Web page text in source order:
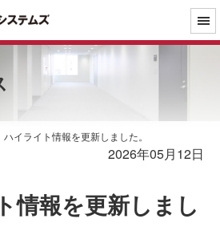
ハイライト情報を更新しました。
2026年05月12日
情報を更新しまし